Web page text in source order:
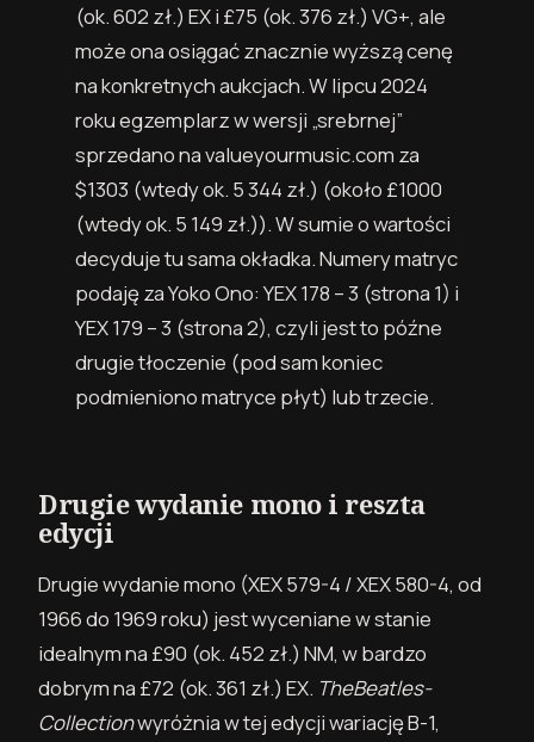
(ok. 602 zł.) EX i £75 (ok. 376 zł.) VG+, ale
może ona osiągać znacznie wyższą cenę
na konkretnych aukcjach. W lipcu 2024
roku egzemplarz w wersji „srebrnej”
sprzedano na valueyourmusic.com za
$1303 (wtedy ok. 5 344 zł.) (około £1000
(wtedy ok. 5 149 zł.)). W sumie o wartości
decyduje tu sama okładka. Numery matryc
podaję za Yoko Ono: YEX 178 – 3 (strona 1) i
YEX 179 – 3 (strona 2), czyli jest to późne
drugie tłoczenie (pod sam koniec
podmieniono matryce płyt) lub trzecie.
Drugie wydanie mono i reszta
edycji
Drugie wydanie mono (XEX 579-4 / XEX 580-4, od
1966 do 1969 roku) jest wyceniane w stanie
idealnym na £90 (ok. 452 zł.) NM, w bardzo
dobrym na £72 (ok. 361 zł.) EX. TheBeatles-
Collectionwyróżnia w tej edycji wariację B-1,